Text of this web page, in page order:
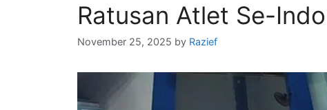
Ratusan Atlet Se-
November 25, 2025 by Razief